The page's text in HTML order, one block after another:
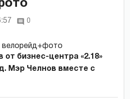
0
от бизнес-центра «2.18»
Мэр Челнов вместе с